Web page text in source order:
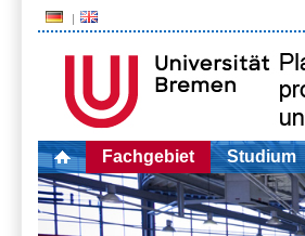
Fachgebiet Studium